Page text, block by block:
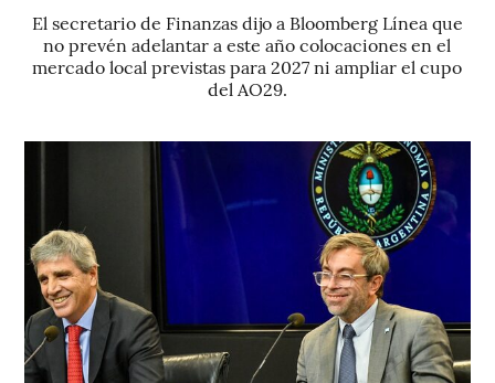
El secretario de Finanzas dijo a Bloomberg Línea que
no prevén adelantar a este año colocaciones en el
mercado local previstas para 2027 ni ampliar el cupo
del AO29.